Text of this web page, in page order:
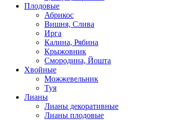
Плодовые
Абрикос
Вишня, Слива
Ирга
Калина, Рябина
Крыжовник
Смородина, Йошта
Хвойные
Можжевельник
Туя
Лианы
Лианы декоративные
Лианы плодовые